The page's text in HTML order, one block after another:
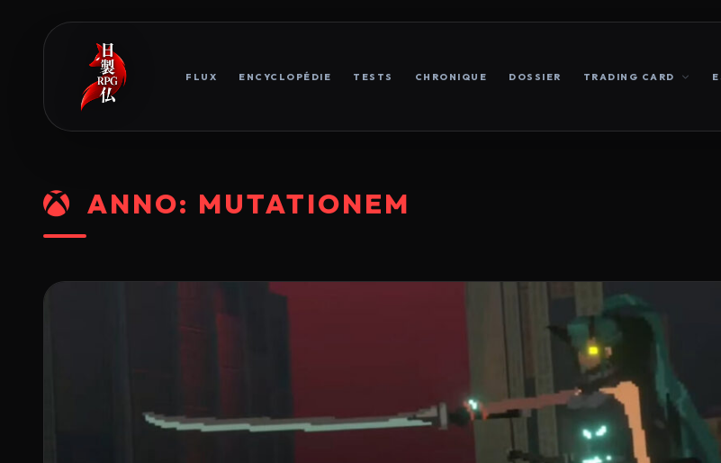
FLUX ENCYCLOPÉDIE TESTS CHRONIQUE DOSSIER TRADING CARD
ANNO: MUTATIONEM